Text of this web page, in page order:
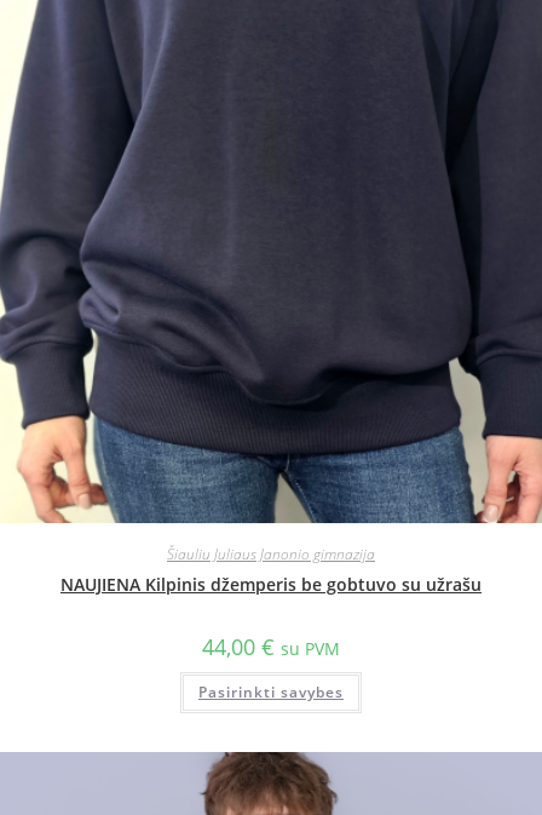
Šiauliu Juliaus Janonio gimnazija
NAUJIENA Kilpinis džemperis be gobtuvo su užrašu
44,00 € su PVM
Pasirinkti savybes